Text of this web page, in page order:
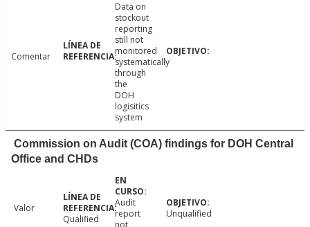
Comentar
Data on
stockout
reporting
still not
monitored
systematically
through
the
DOH
logisitics
system
Commission on Audit (COA) findings for DOH Central
Office and CHDs
Valor
Qualified
Audit
report
Unqualified